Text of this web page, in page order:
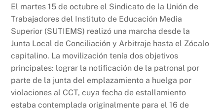
c
e
b
o
o
k
at
s
A
p
p
nt p
y
Li
n
k
El martes 15 de octubre el Sindicato de la Unión de
Trabajadores del Instituto de Educación Media
Superior (SUTIEMS) realizó una marcha desde la
Junta Local de Conciliación y Arbitraje hasta el Zócalo
capitalino. La movilización tenía dos objetivos
principales: lograr la notificación de la patronal por
parte de la junta del emplazamiento a huelga por
violaciones al CCT, cuya fecha de estallamiento
estaba contemplada originalmente para el 16 de